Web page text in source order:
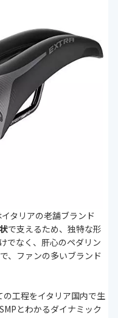
タリアの老舗ブランド
で支えるため、独特な形
でなく、肝心のペダリン
、ファンの多いブランド
の工程をイタリア国内で生
とわかるダイナミック